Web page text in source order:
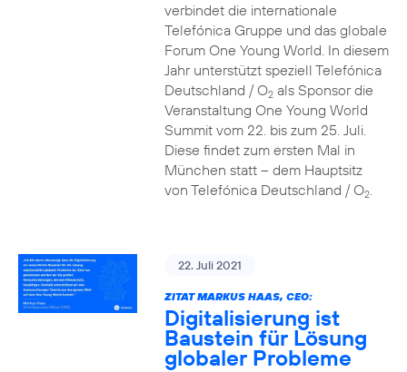
verbindet die internationale
Telefónica Gruppe und das globale
Forum One Young World. In diesem
Jahr unterstützt speziell Telefónica
Deutschland / O2als Sponsor die
Veranstaltung One Young World
Summit vom 22. bis zum 25. Juli.
Diese findet zum ersten Mal in
München statt – dem Hauptsitz
von Telefónica Deutschland / O2.
22. Juli 2021
ZITAT MARKUS HAAS, CEO:
Digitalisierung ist
Baustein für Lösung
globaler Probleme